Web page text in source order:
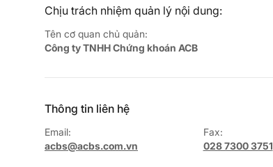
Chịu trách nhiệm quản lý nội dung:
Tên cơ quan chủ quản:
Công ty TNHH Chứng khoán ACB
Thông tin liên hệ
Email:
acbs@acbs.com.vn
Fax:
028 7300 3751